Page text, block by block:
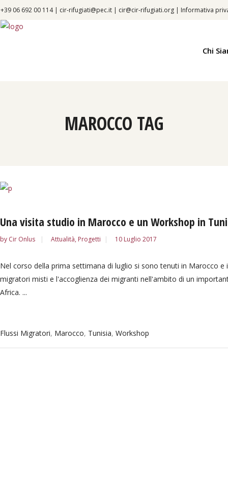
+39 06 692 00 114 | cir-rifugiati@pec.it | cir@cir-rifugiati.org | Informativa
Chi
MAROCCO TAG
Una visita studio in Marocco e un Workshop in
by Cir Onlus Attualità, Progetti 10 Luglio 2017
Nel corso della prima settimana di luglio si sono tenuti in Marocco
migratori misti e l'accoglienza dei migranti nell'ambito di un
Africa. ...
Flussi Migratori, Marocco, Tunisia, Workshop